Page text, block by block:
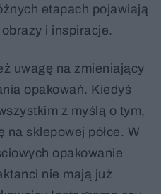
etapach pojawiają
obrazy i inspiracje.
uwagę na zmieniający
opakowań. Kiedyś
z myślą o tym,
na sklepowej półce. W
opakowanie
nie mają już